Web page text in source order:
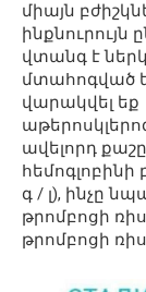
միայն
ինքնուրույն
վտանգ է
մտահոգված
վարակվել եք
ավելորդ
գ / լ), ինչը
թրոմբոցի
թրոմբոցի